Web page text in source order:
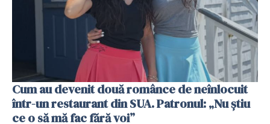
Cum au devenit două românce de neînlocuit
într-un restaurant din SUA. Patronul: „Nu știu
ce o să mă fac fără voi”